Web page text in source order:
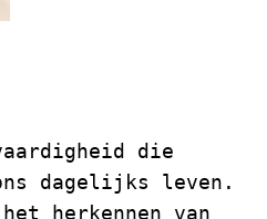
die
dagelijks leven.
herkennen van